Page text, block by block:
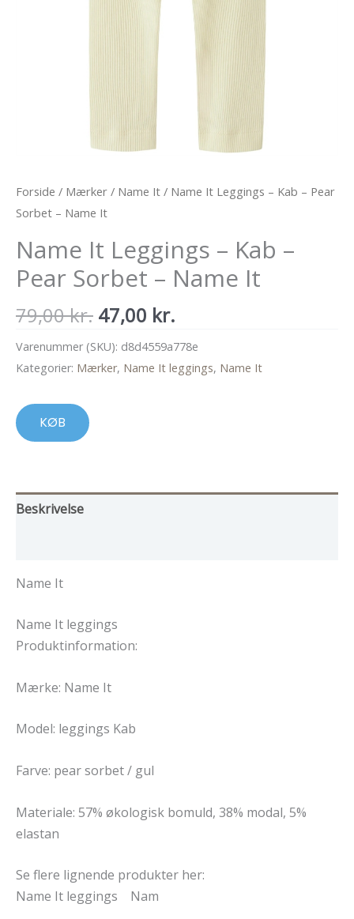
Forside / Mærker / Name It / Name It Leggings – Kab – Pear
Sorbet – Name It
Name It Leggings – Kab –
Pear Sorbet – Name It
79,00kr. Den
oprindelige
pris
var:
47,00 kr.
pris
er:
Varenummer (SKU): d8d4559a778e
Kategorier: Mærker, Name It leggings, Name It
KØB
Beskrivelse
Name It
Name It leggings
Produktinformation:
Mærke: Name It
Model: leggings Kab
Farve: pear sorbet / gul
Materiale: 57% økologisk bomuld, 38% modal, 5%
elastan
Se flere lignende produkter her:
Name It leggings Nam